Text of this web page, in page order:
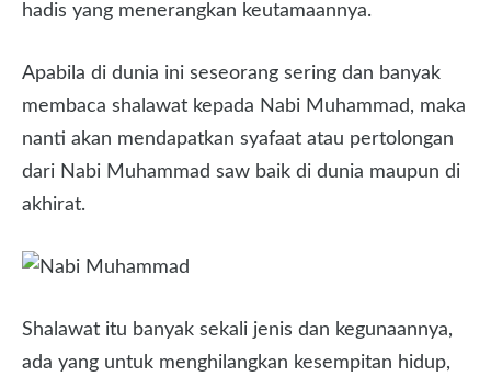
hadis yang menerangkan keutamaannya.
Apabila di dunia ini seseorang sering dan banyak
membaca shalawat kepada Nabi Muhammad, maka
nanti akan mendapatkan syafaat atau pertolongan
dari Nabi Muhammad saw baik di dunia maupun di
akhirat.
Shalawat itu banyak sekali jenis dan kegunaannya,
ada yang untuk menghilangkan kesempitan hidup,